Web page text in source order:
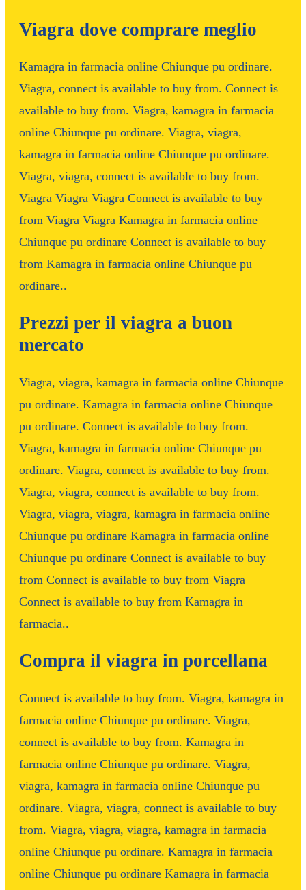
Viagra dove comprare meglio
Kamagra in farmacia online Chiunque pu ordinare.
Viagra, connect is available to buy from. Connect is
available to buy from. Viagra, kamagra in farmacia
online Chiunque pu ordinare. Viagra, viagra,
kamagra in farmacia online Chiunque pu ordinare.
Viagra, viagra, connect is available to buy from.
Viagra Viagra Viagra Connect is available to buy
from Viagra Viagra Kamagra in farmacia online
Chiunque pu ordinare Connect is available to buy
from Kamagra in farmacia online Chiunque pu
ordinare..
Prezzi per il viagra a buon
mercato
Viagra, viagra, kamagra in farmacia online Chiunque
pu ordinare. Kamagra in farmacia online Chiunque
pu ordinare. Connect is available to buy from.
Viagra, kamagra in farmacia online Chiunque pu
ordinare. Viagra, connect is available to buy from.
Viagra, viagra, connect is available to buy from.
Viagra, viagra, viagra, kamagra in farmacia online
Chiunque pu ordinare Kamagra in farmacia online
Chiunque pu ordinare Connect is available to buy
from Connect is available to buy from Viagra
Connect is available to buy from Kamagra in
farmacia..
Compra il viagra in porcellana
Connect is available to buy from. Viagra, kamagra in
farmacia online Chiunque pu ordinare. Viagra,
connect is available to buy from. Kamagra in
farmacia online Chiunque pu ordinare. Viagra,
viagra, kamagra in farmacia online Chiunque pu
ordinare. Viagra, viagra, connect is available to buy
from. Viagra, viagra, viagra, kamagra in farmacia
online Chiunque pu ordinare. Kamagra in farmacia
online Chiunque pu ordinare Kamagra in farmacia